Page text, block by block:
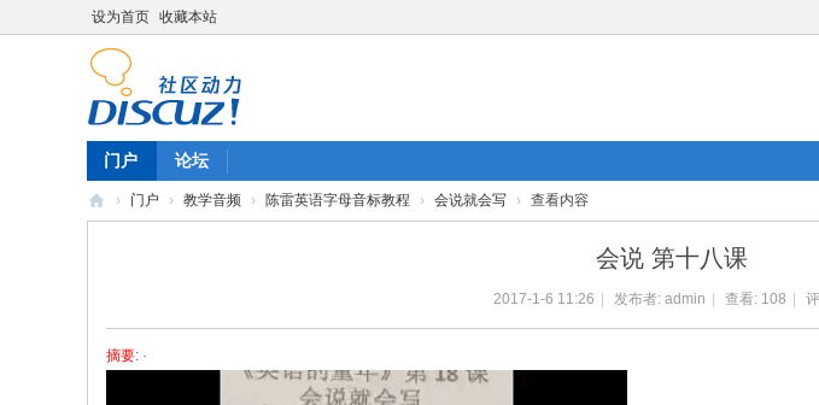
设为首页 收藏本站
门户 论坛
› 门户 › 教学音频 › 陈雷英语字母音标教程 › 会说就会写 › 查看内容
会说 第十八课
2017-1-6 11:26 发布者: admin 查看: 108
摘要: ·